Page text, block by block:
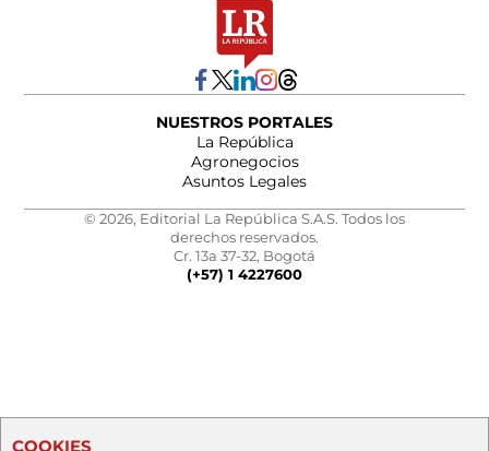
NUESTROS PORTALES
La República
Agronegocios
Asuntos Legales
© 2026, Editorial La República S.A.S. Todos los
derechos reservados.
Cr. 13a 37-32, Bogotá
(+57) 1 4227600
COOKIES